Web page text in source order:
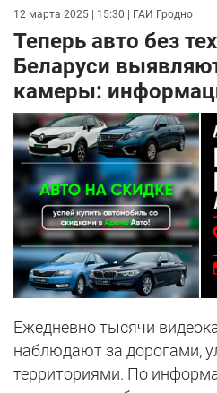
12 марта 2025 | 15:30 | ГАИ Гродно
Теперь авто без
Беларуси
камеры:
Ежедневно тысячи
наблюдают за дорогами,
территориями. По